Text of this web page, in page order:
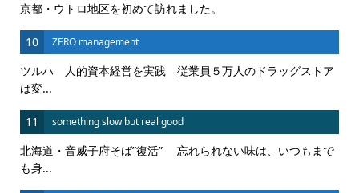
京都・ウトロ地区を初めて訪れました。
10 ZERO management
ツルハ 人的資本経営を実践 従業員５万人のドラッグストア
は変...
11 something slow but real good
北海道・音威子府そば”復活” 忘れられない味は、いつもまで
も身...